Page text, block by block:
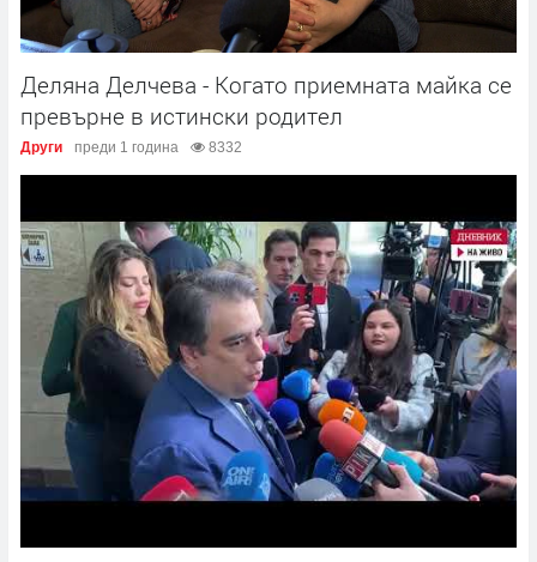
Деляна Делчева - Когато приемната майка се
превърне в истински родител
Други преди 1 година 8332